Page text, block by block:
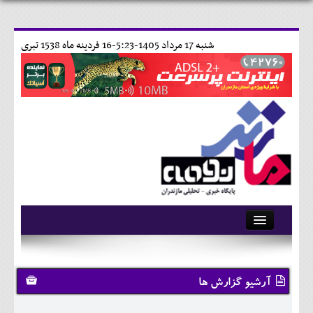
16 فردينه ماه 1538 تبری شنبه 17 مرداد 1405-5:23-
آرشیو
تماس با ما
وبلاگ
آرشیو گزارش ها